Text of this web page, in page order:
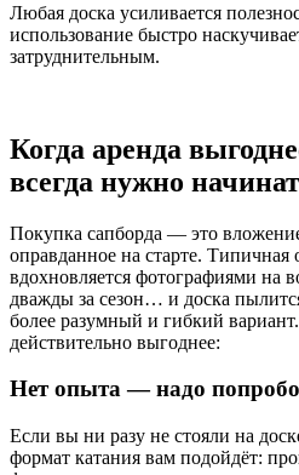
Любая доска усиливается
использование быстро
затруднительным.
Когда аренда
всегда нужно
Покупка сапборда — это
оправданное на старте. Типичная
вдохновляется фотографиями на
дважды за сезон… и доска
более разумный и гибкий
действительно выгоднее:
Нет опыта — надо
Если вы ни разу не стояли на
формат катания вам подойдёт: